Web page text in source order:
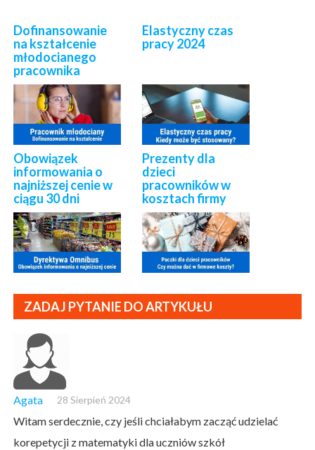
Dofinansowanie
na kształcenie
młodocianego
pracownika
Elastyczny czas
pracy 2024
Obowiązek
informowania o
najniższej cenie w
ciągu 30 dni
Prezenty dla
dzieci
pracowników w
kosztach firmy
ZADAJ PYTANIE DO ARTYKUŁU
Agata 28 Sierpień 2024
Witam serdecznie, czy jeśli chciałabym zacząć udzielać
korepetycji z matematyki dla uczniów szkół